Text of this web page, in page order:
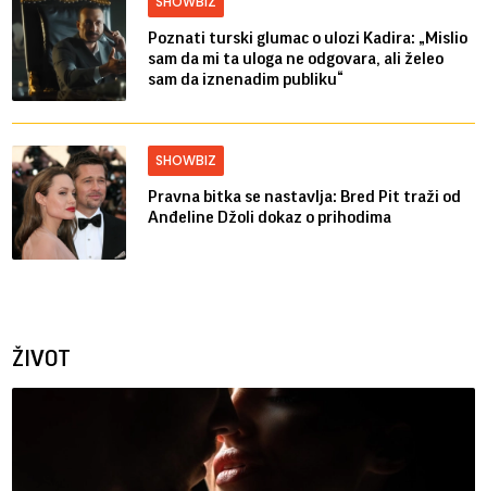
Poznati turski glumac o ulozi Kadira: „Mislio
sam da mi ta uloga ne odgovara, ali želeo
sam da iznenadim publiku“
SHOWBIZ
Pravna bitka se nastavlja: Bred ​​Pit traži od
Anđeline Džoli dokaz o prihodima
ŽIVOT